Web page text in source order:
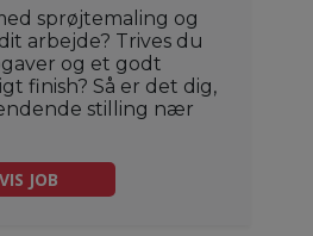
sprøjtemaling og
arbejde? Trives du
og et godt
finish? Så er det dig,
stilling nær
VIS JOB